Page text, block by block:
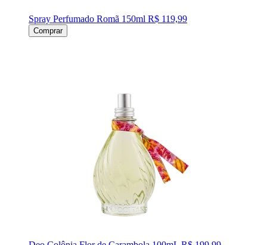
Spray Perfumado Romã 150ml R$ 119,99
Comprar